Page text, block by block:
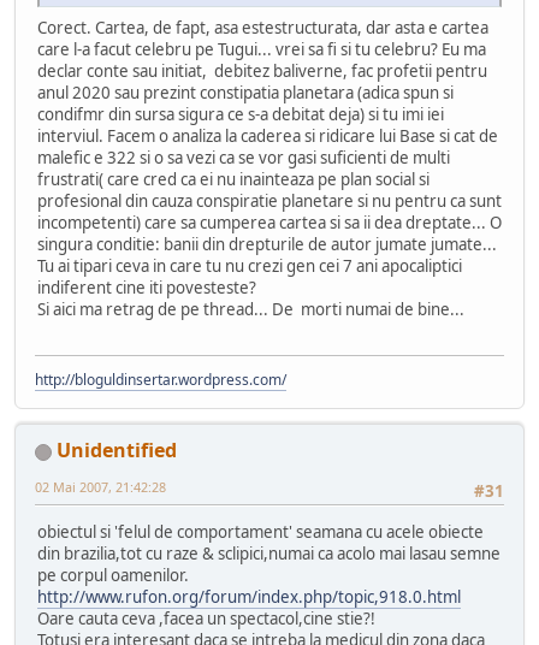
Corect. Cartea, de fapt, asa estestructurata, dar asta e cartea
care l-a facut celebru pe Tugui... vrei sa fi si tu celebru? Eu ma
declar conte sau initiat, debitez baliverne, fac profetii pentru
anul 2020 sau prezint constipatia planetara (adica spun si
condifmr din sursa sigura ce s-a debitat deja) si tu imi iei
interviul. Facem o analiza la caderea si ridicare lui Base si cat de
malefic e 322 si o sa vezi ca se vor gasi suficienti de multi
frustrati( care cred ca ei nu inainteaza pe plan social si
profesional din cauza conspiratie planetare si nu pentru ca sunt
incompetenti) care sa cumperea cartea si sa ii dea dreptate... O
singura conditie: banii din drepturile de autor jumate jumate...
Tu ai tipari ceva in care tu nu crezi gen cei 7 ani apocaliptici
indiferent cine iti povesteste?
Si aici ma retrag de pe thread... De morti numai de bine...
http://bloguldinsertar.wordpress.com/
Unidentified
#31
02 Mai 2007, 21:42:28
obiectul si 'felul de comportament' seamana cu acele obiecte
din brazilia,tot cu raze & sclipici,numai ca acolo mai lasau semne
pe corpul oamenilor.
http://www.rufon.org/forum/index.php/topic,918.0.html
Oare cauta ceva ,facea un spectacol,cine stie?!
Totusi era interesant daca se intreba la medicul din zona daca